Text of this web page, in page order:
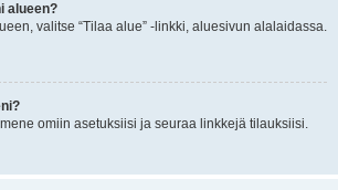
alueen?
valitse “Tilaa alue” -linkki, aluesivun alalaidassa.
omiin asetuksiisi ja seuraa linkkejä tilauksiisi.